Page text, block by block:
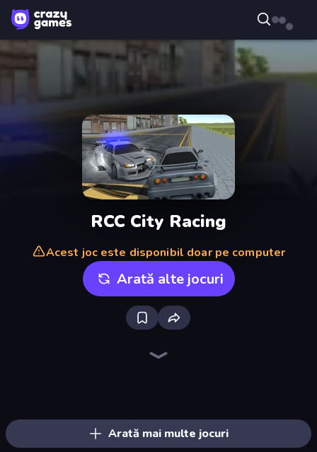
RCC City Racing
Acest joc este disponibil doar pe computer
Arată alte jocuri
Arată mai multe jocuri